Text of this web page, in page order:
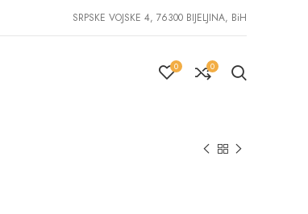
SRPSKE VOJSKE 4, 76300 BIJELJINA, BiH
0 0